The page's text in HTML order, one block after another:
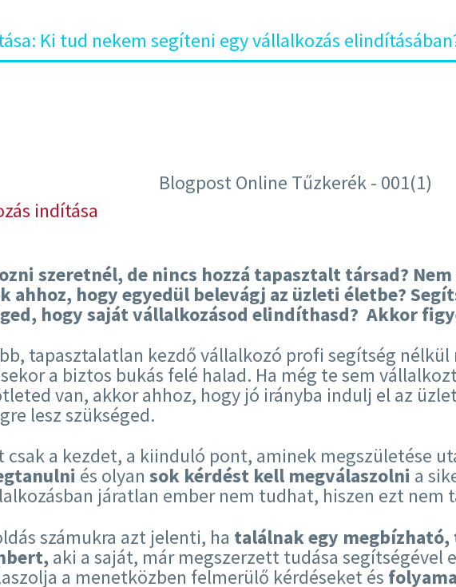
Ki tud nekem segíteni egy vállalkozás
indítása
szeretnél, de nincs hozzá tapasztalt társad?
ahhoz, hogy egyedül belevágj az üzleti életbe?
hogy saját vállalkozásod elindíthasd? Akkor
tapasztalatlan kezdő vállalkozó profi segítség nélkül
a biztos bukás felé halad. Ha még te sem
van, akkor ahhoz, hogy jó irányba indulj el az
lesz szükséged.
csak a kezdet, a kiinduló pont, aminek megszületése
és olyan sok kérdést kell megválaszolni a
járatlan ember nem tudhat, hiszen ezt nem
számukra azt jelenti, ha találnak egy
aki a saját, már megszerzett tudása segítségével
a menetközben felmerülő kérdéseket és